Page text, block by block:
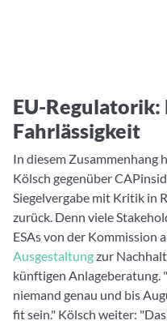
EU-Regulatorik:
Fahrlässigkeit
In diesem Zusammenhang
Kölsch gegenüber
Siegelvergabe mit Kritik in
zurück. Denn viele
ESAs von der Kommission
Ausgestaltungzur
künftigen Anlageberatung.
niemand genau und bis
fit sein." Kölsch weiter: